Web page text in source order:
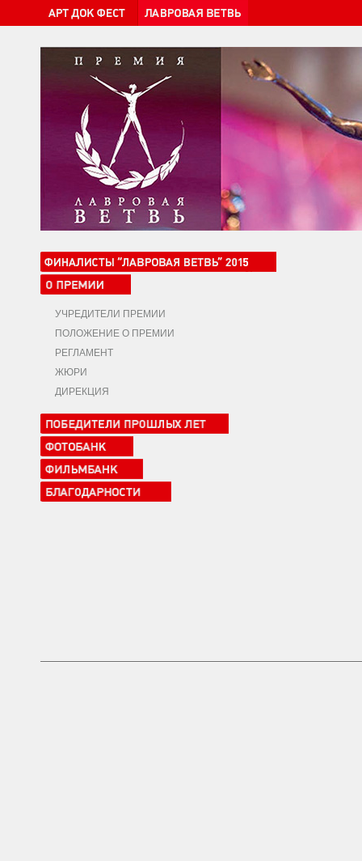
УЧРЕДИТЕЛИ ПРЕМИИ
ПОЛОЖЕНИЕ О ПРЕМИИ
РЕГЛАМЕНТ
ЖЮРИ
ДИРЕКЦИЯ